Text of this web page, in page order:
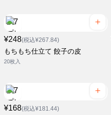
¥248(税込¥267.84)
もちもち仕立て 餃子の皮
20枚入
¥168(税込¥181.44)